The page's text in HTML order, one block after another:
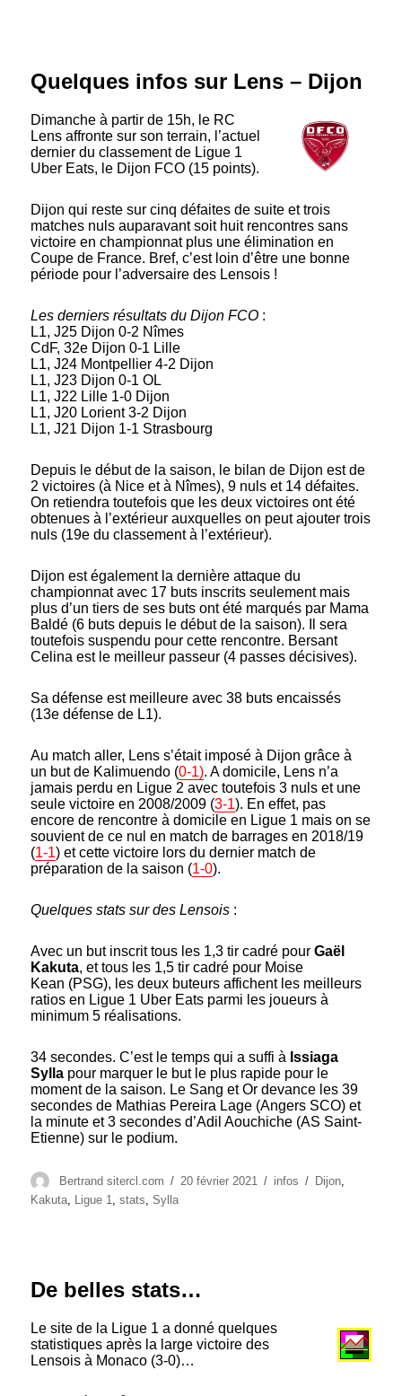
Quelques infos sur Lens – Dijon
Dimanche à partir de 15h, le RC
Lens affronte sur son terrain, l’actuel
dernier du classement de Ligue 1
Uber Eats, le Dijon FCO (15 points).
Dijon qui reste sur cinq défaites de suite et trois
matches nuls auparavant soit huit rencontres sans
victoire en championnat plus une élimination en
Coupe de France. Bref, c’est loin d’être une bonne
période pour l’adversaire des Lensois !
Les derniers résultats du Dijon FCO :
L1, J25 Dijon 0-2 Nîmes
CdF, 32e Dijon 0-1 Lille
L1, J24 Montpellier 4-2 Dijon
L1, J23 Dijon 0-1 OL
L1, J22 Lille 1-0 Dijon
L1, J20 Lorient 3-2 Dijon
L1, J21 Dijon 1-1 Strasbourg
Depuis le début de la saison, le bilan de Dijon est de
2 victoires (à Nice et à Nîmes), 9 nuls et 14 défaites.
On retiendra toutefois que les deux victoires ont été
obtenues à l’extérieur auxquelles on peut ajouter trois
nuls (19e du classement à l’extérieur).
Dijon est également la dernière attaque du
championnat avec 17 buts inscrits seulement mais
plus d’un tiers de ses buts ont été marqués par Mama
Baldé (6 buts depuis le début de la saison). Il sera
toutefois suspendu pour cette rencontre. Bersant
Celina est le meilleur passeur (4 passes décisives).
Sa défense est meilleure avec 38 buts encaissés
(13e défense de L1).
Au match aller, Lens s’était imposé à Dijon grâce à
un but de Kalimuendo (0-1). A domicile, Lens n’a
jamais perdu en Ligue 2 avec toutefois 3 nuls et une
seule victoire en 2008/2009 (3-1). En effet, pas
encore de rencontre à domicile en Ligue 1 mais on se
souvient de ce nul en match de barrages en 2018/19
(1-1) et cette victoire lors du dernier match de
préparation de la saison (1-0).
Quelques stats sur des Lensois :
Avec un but inscrit tous les 1,3 tir cadré pourGaël
Kakuta, et tous les 1,5 tir cadré pour Moise
Kean (PSG), les deux buteurs affichent les meilleurs
ratios en Ligue 1 Uber Eats parmi les joueurs à
minimum 5 réalisations.
34 secondes. C’est le temps qui a suffi à Issiaga
Sylla pour marquer le but le plus rapide pour le
moment de la saison. Le Sang et Or devance les 39
secondes de Mathias Pereira Lage (Angers SCO) et
la minute et 3 secondes d’Adil Aouchiche (AS Saint-
Etienne) sur le podium.
Auteur
Bertrand sitercl.com
Publié
20 février 2021 Catégories
infos Étiquettes
Dijon,
Kakuta, Ligue 1,stats,Sylla
De belles stats…
Le site de la Ligue 1 a donné quelques
statistiques après la large victoire des
Lensois à Monaco (3-0)…